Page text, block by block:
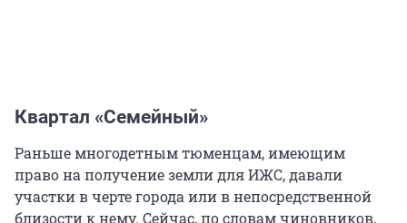
Квартал «Семейный»
Раньше многодетным тюменцам, имеющим
право на получение земли для ИЖС, давали
участки в черте города или в непосредственной
близости к нему. Сейчас, по словам чиновников,